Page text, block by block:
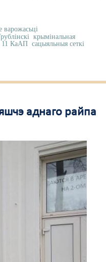
варожасьці
крымінальная
11 КаАП сацыяльныя сеткі
аднаго райпа